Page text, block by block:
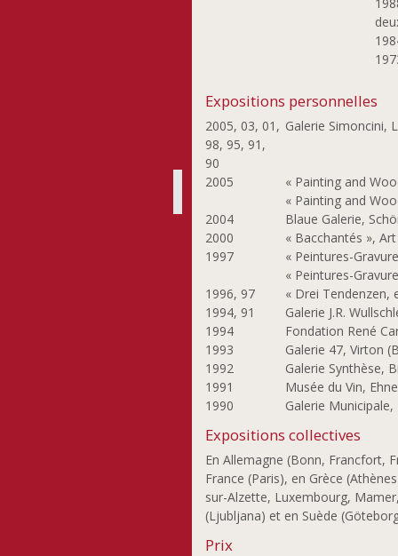
Expositions personnelles
2005, 03, 01, Galerie Simoncini,
98, 95, 91,
90
2005
« Painting and
« Painting and
2004
Blaue Galerie,
2000
« Bacchantés »,
1997
« Peintures-
« Peintures-
1996, 97
« Drei Tendenzen,
1994, 91
Galerie J.R.
1994
Fondation René
1993
Galerie 47, Virton
1992
Galerie Synthèse,
1991
Musée du Vin,
1990
Galerie
Expositions collectives
En Allemagne (Bonn, Francfort,
France (Paris), en Grèce
sur-Alzette, Luxembourg,
(Ljubljana) et en Suède
Prix